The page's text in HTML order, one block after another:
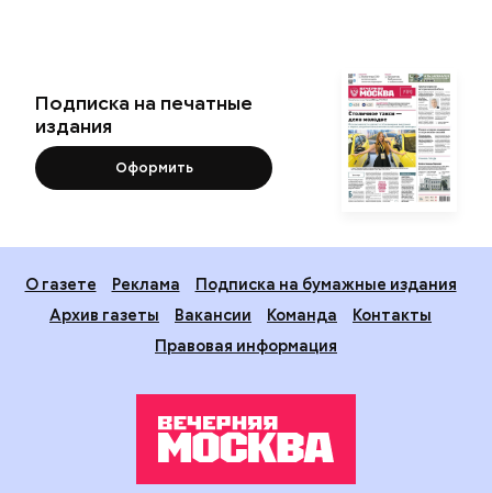
Подписка на печатные
издания
Оформить
О газете Реклама
Подписка на бумажные издания
Архив газеты
Вакансии Команда
Контакты
Правовая информация